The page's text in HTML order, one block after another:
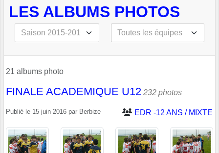
LES ALBUMS PHOTOS
21 albums photo
FINALE ACADEMIQUE U12 232 photos
EDR -12 ANS / MIXTE
Publié le 15 juin 2016 par Berbize